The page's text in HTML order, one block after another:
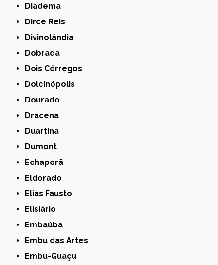
Diadema
Dirce Reis
Divinolândia
Dobrada
Dois Córregos
Dolcinópolis
Dourado
Dracena
Duartina
Dumont
Echaporã
Eldorado
Elias Fausto
Elisiário
Embaúba
Embu das Artes
Embu-Guaçu